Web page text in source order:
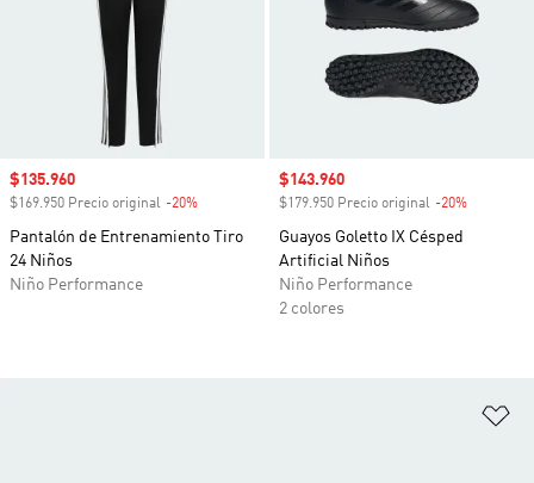
Precio de venta
$135.960
$169.950 Precio original -20%
Pantalón de Entrenamiento Tiro
24 Niños
Niño Performance
Precio de venta
$143.960
$179.950 Precio original -20%
Guayos Goletto IX Césped
Artificial Niños
Niño Performance
2 colores